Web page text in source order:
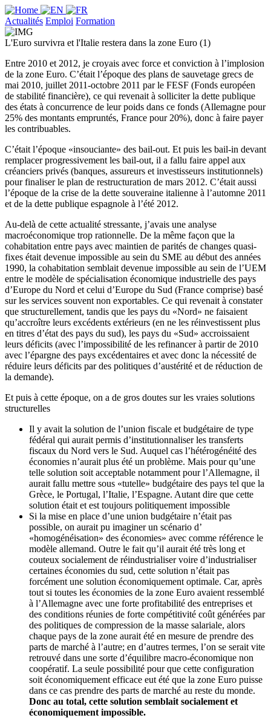
Actualités Emploi Formation
L'Euro survivra et l'Italie restera dans la zone Euro (1)
Entre 2010 et 2012, je croyais avec force et conviction à l’implosion
de la zone Euro. C’était l’époque des plans de sauvetage grecs de
mai 2010, juillet 2011-octobre 2011 par le FESF (Fonds européen
de stabilité financière), ce qui revenait à solliciter la dette publique
des états à concurrence de leur poids dans ce fonds (Allemagne pour
25% des montants empruntés, France pour 20%), donc à faire payer
les contribuables.
C’était l’époque «insouciante» des bail-out. Et puis les bail-in devant
remplacer progressivement les bail-out, il a fallu faire appel aux
créanciers privés (banques, assureurs et investisseurs institutionnels)
pour finaliser le plan de restructuration de mars 2012. C’était aussi
l’époque de la crise de la dette souveraine italienne à l’automne 2011
et de la dette publique espagnole à l’été 2012.
Au-delà de cette actualité stressante, j’avais une analyse
macroéconomique trop rationnelle. De la même façon que la
cohabitation entre pays avec maintien de parités de changes quasi-
fixes était devenue impossible au sein du SME au début des années
1990, la cohabitation semblait devenue impossible au sein de l’UEM
entre le modèle de spécialisation économique industrielle des pays
d’Europe du Nord et celui d’Europe du Sud (France comprise) basé
sur les services souvent non exportables. Ce qui revenait à constater
que structurellement, tandis que les pays du «Nord» ne faisaient
qu’accroître leurs excédents extérieurs (en ne les réinvestissent plus
en titres d’état des pays du sud), les pays du «Sud» accroissaient
leurs déficits (avec l’impossibilité de les refinancer à partir de 2010
avec l’épargne des pays excédentaires et avec donc la nécessité de
réduire leurs déficits par des politiques d’austérité et de réduction de
la demande).
Et puis à cette époque, on a de gros doutes sur les vraies solutions
structurelles
Il y avait la solution de l’union fiscale et budgétaire de type
fédéral qui aurait permis d’institutionnaliser les transferts
fiscaux du Nord vers le Sud. Auquel cas l’hétérogénéité des
économies n’aurait plus été un problème. Mais pour qu’une
telle solution soit acceptable notamment pour l’Allemagne, il
aurait fallu mettre sous «tutelle» budgétaire des pays tel que la
Grèce, le Portugal, l’Italie, l’Espagne. Autant dire que cette
solution était et est toujours politiquement impossible
Si la mise en place d’une union budgétaire n’était pas
possible, on aurait pu imaginer un scénario d’
«homogénéisation» des économies» avec comme référence le
modèle allemand. Outre le fait qu’il aurait été très long et
couteux socialement de réindustrialiser voire d’industrialiser
certaines économies du sud, cette solution n’était pas
forcément une solution économiquement optimale. Car, après
tout si toutes les économies de la zone Euro avaient ressemblé
à l’Allemagne avec une forte profitabilité des entreprises et
des conditions réunies de forte compétitivité coût générées par
des politiques de compression de la masse salariale, alors
chaque pays de la zone aurait été en mesure de prendre des
parts de marché à l’autre; en d’autres termes, l’on se serait vite
retrouvé dans une sorte d’équilibre macro-économique non
coopératif. La seule possibilité pour que cette configuration
soit économiquement efficace eut été que la zone Euro puisse
dans ce cas prendre des parts de marché au reste du monde.
Donc au total, cette solution semblait socialement et
économiquement impossible.